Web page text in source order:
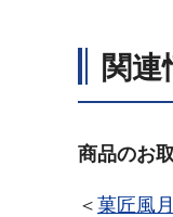
関連
商品のお
＜ 菓匠風